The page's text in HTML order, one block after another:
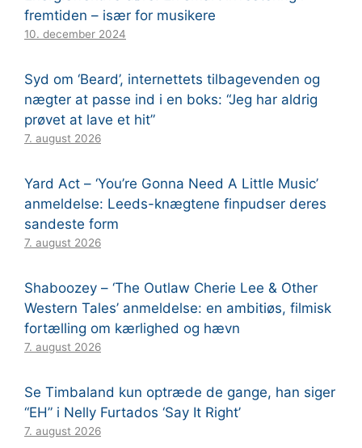
fremtiden – især for musikere
10. december 2024
Syd om ‘Beard’, internettets tilbagevenden og
nægter at passe ind i en boks: “Jeg har aldrig
prøvet at lave et hit”
7. august 2026
Yard Act – ‘You’re Gonna Need A Little Music’
anmeldelse: Leeds-knægtene finpudser deres
sandeste form
7. august 2026
Shaboozey – ‘The Outlaw Cherie Lee & Other
Western Tales’ anmeldelse: en ambitiøs, filmisk
fortælling om kærlighed og hævn
7. august 2026
Se Timbaland kun optræde de gange, han siger
“EH” i Nelly Furtados ‘Say It Right’
7. august 2026